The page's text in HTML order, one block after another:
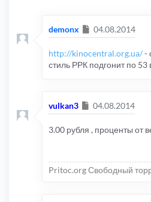
demonx Сообщение
04.08.2014
http://kinocentral.org.ua/-
стиль РРК подгонит по
vulkan3 Сообщение
04.08.2014
3.00 рубля , проценты от
Pritoc.org Свободный